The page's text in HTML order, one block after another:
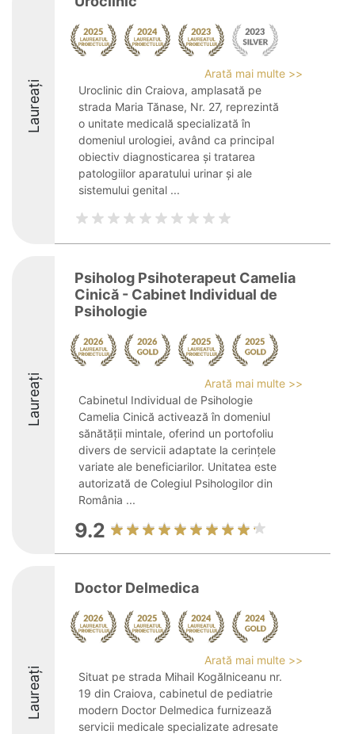
Laureați
Arată mai multe >>
Uroclinic din Craiova, amplasată pe
strada Maria Tănase, Nr. 27, reprezintă
o unitate medicală specializată în
domeniul urologiei, având ca principal
obiectiv diagnosticarea și tratarea
patologiilor aparatului urinar și ale
sistemului genital ...
Laureați
Psiholog Psihoterapeut Camelia
Cinică - Cabinet Individual de
Psihologie
Arată mai multe >>
Cabinetul Individual de Psihologie
Camelia Cinică activează în domeniul
sănătății mintale, oferind un portofoliu
divers de servicii adaptate la cerințele
variate ale beneficiarilor. Unitatea este
autorizată de Colegiul Psihologilor din
România ...
9.2
Laureați
Doctor Delmedica
Arată mai multe >>
Situat pe strada Mihail Kogălniceanu nr.
19 din Craiova, cabinetul de pediatrie
modern Doctor Delmedica furnizează
servicii medicale specializate adresate